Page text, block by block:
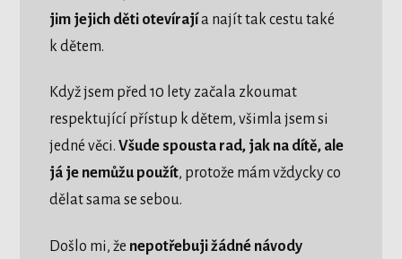
jim jejich děti otevírajía najít tak cestu také
k dětem.
Když jsem před 10 lety začala zkoumat
respektující přístup k dětem, všimla jsem si
jedné věci. Všude spousta rad, jak na dítě, ale
já je nemůžu použít, protože mám vždycky co
dělat sama se sebou.
Došlo mi, že nepotřebuji žádné návody